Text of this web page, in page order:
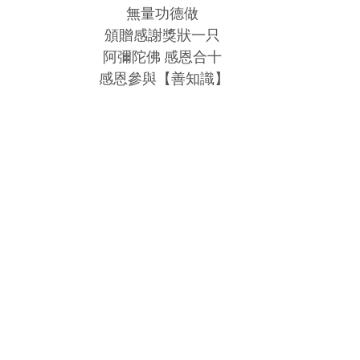
壇院規則/玄人公告
無量功德做
頒贈感謝獎狀一只
阿彌陀佛 感恩合十
感恩參與【善知識】